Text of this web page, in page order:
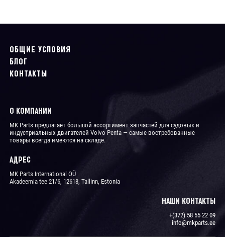
ОБЩИЕ УСЛОВИЯ
БЛОГ
КОНТАКТЫ
О КОМПАНИИ
MK Parts предлагает большой ассортимент запчастей для судовых и
индустриальных двигателей Volvo Penta ― самые востребованные
товары всегда имеются на складе.
АДРЕС
MK Parts International OÜ
Akadeemia tee 21/6, 12618, Tallinn, Estonia
НАШИ КОНТАКТЫ
+(372) 58 55 22 09
info@mkparts.ee